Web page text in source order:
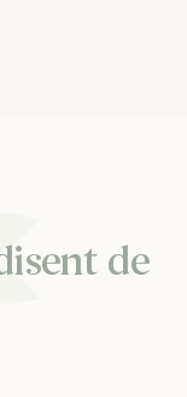
de